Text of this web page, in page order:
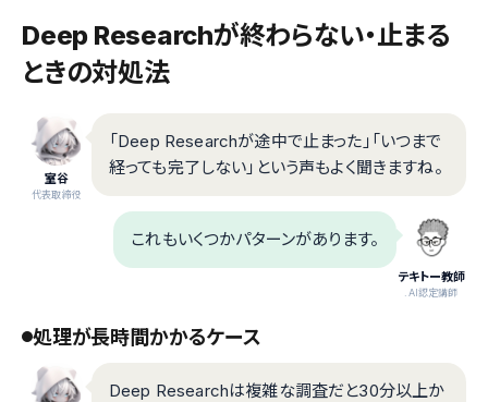
Deep Researchが終わらない・止まる
ときの対処法
室谷
代表取締役
「Deep Researchが途中で止まった」「いつまで
経っても完了しない」という声もよく聞きますね。
テキトー教師
.AI認定講師
これもいくつかパターンがあります。
処理が長時間かかるケース
Deep Researchは複雑な調査だと30分以上か